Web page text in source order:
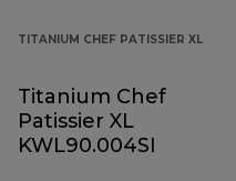
TITANIUM CHEF PATISSIER XL
Titanium Chef
Patissier XL
KWL90.004SI